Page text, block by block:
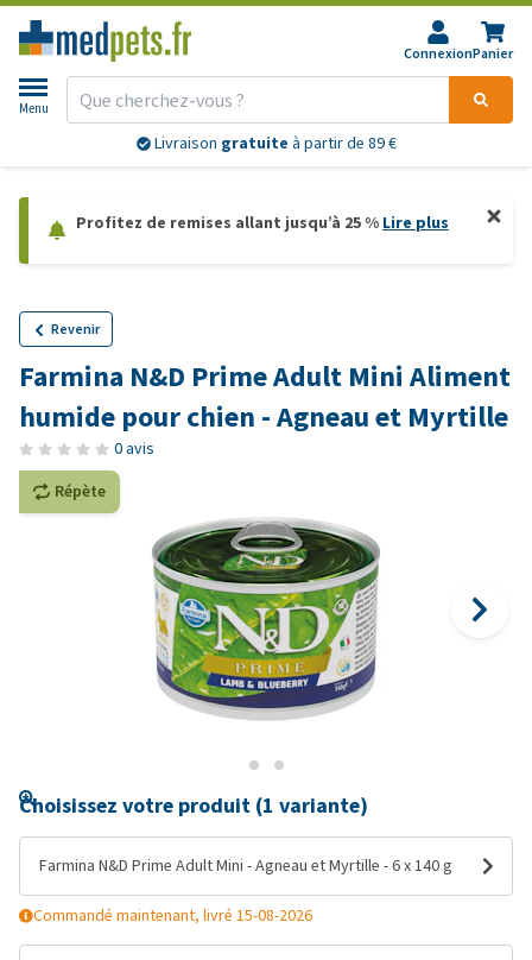
ConnexionPanier
Menu
Livraison gratuite à partir de 89 €
Profitez de remises allant jusqu’à 25 % Lire plus
Revenir
Farmina N&D Prime Adult Mini Aliment
humide pour chien - Agneau et Myrtille
0 avis
Répète
Choisissez votre produit (1 variante)
Farmina N&D Prime Adult Mini - Agneau et Myrtille - 6 x 140 g
Commandé maintenant, livré 15-08-2026